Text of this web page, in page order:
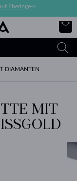
Eheringe->
DIAMANTEN
MIT